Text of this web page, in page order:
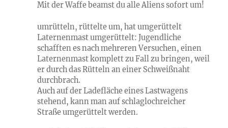
Mit der Waffe beamst du alle Aliens sofort um!
umrütteln, rüttelte um, hat umgerüttelt
Laternenmast umgerüttelt: Jugendliche
schafften es nach mehreren Versuchen, einen
Laternenmast komplett zu Fall zu bringen, weil
er durch das Rütteln an einer Schweißnaht
durchbrach.
Auch auf der Ladefläche eines Lastwagens
stehend, kann man auf schlaglochreicher
Straße umgerüttelt werden.